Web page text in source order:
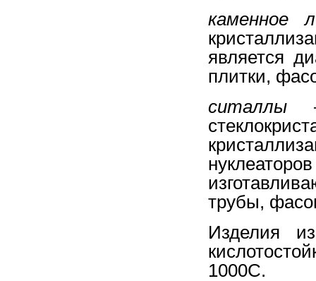
каменное
является
плитки,
ситаллы –
трубы,
Изделия
1000С.